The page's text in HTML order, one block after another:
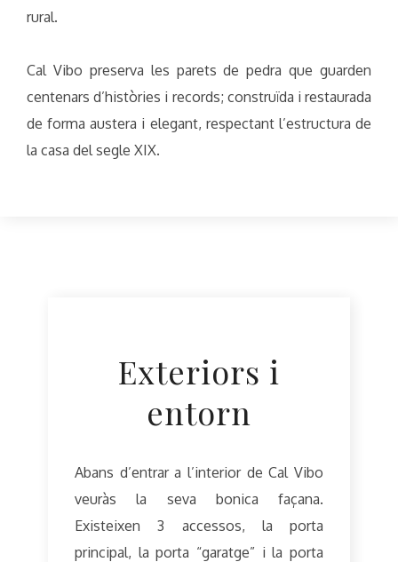
rural.
Cal Vibo preserva les parets de pedra que guarden
centenars d’històries i records; construïda i restaurada
de forma austera i elegant, respectant l’estructura de
la casa del segle XIX.
Exteriors i
entorn
Abans d’entrar a l’interior de Cal Vibo
veuràs la seva bonica façana.
Existeixen 3 accessos, la porta
principal, la porta “garatge” i la porta